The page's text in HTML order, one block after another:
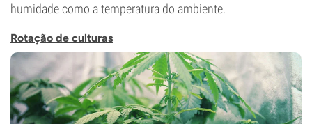
humidade como a temperatura do ambiente.
Rotação de culturas